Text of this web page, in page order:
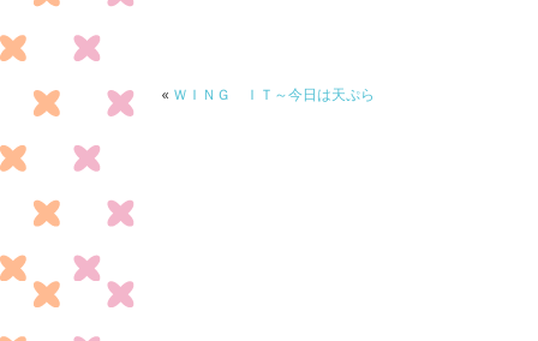
o
« ＷＩＮＧ ＩＴ～今日は天ぷら